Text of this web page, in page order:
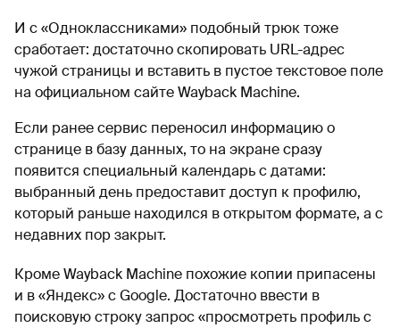
И с «Одноклассниками» подобный трюк тоже
сработает: достаточно скопировать URL-адрес
чужой страницы и вставить в пустое текстовое поле
на официальном сайте Wayback Machine.
Если ранее сервис переносил информацию о
странице в базу данных, то на экране сразу
появится специальный календарь с датами:
выбранный день предоставит доступ к профилю,
который раньше находился в открытом формате, а с
недавних пор закрыт.
Кроме Wayback Machine похожие копии припасены
и в «Яндекс» с Google. Достаточно ввести в
поисковую строку запрос «просмотреть профиль с